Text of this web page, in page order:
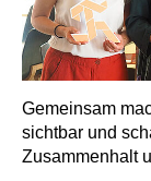
Gemeinsam
sichtbar und
Zusammenhalt